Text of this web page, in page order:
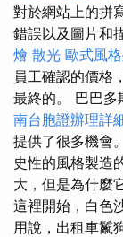
對於網站上的拼
錯誤以及圖片和
燴 散光 歐式風
員工確認的價格
最終的。 巴巴多
南台胞證辦理詳
提供了很多機會。
史性的風格製造
大，但是為什麼
這裡開始，白色
用說，出租車鬣